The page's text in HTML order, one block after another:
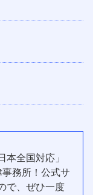
本全国対応」
務所！公式サ
で、ぜひ一度